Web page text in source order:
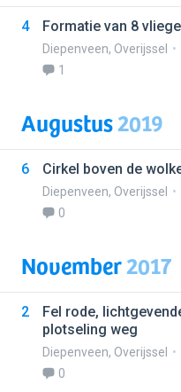
4 Formatie van 8
Diepenveen, Overijssel
1
Augustus2019
6 Cirkel boven de
Diepenveen, Overijssel
0
November2017
2
Fel rode,
plotseling weg
Diepenveen, Overijssel
0